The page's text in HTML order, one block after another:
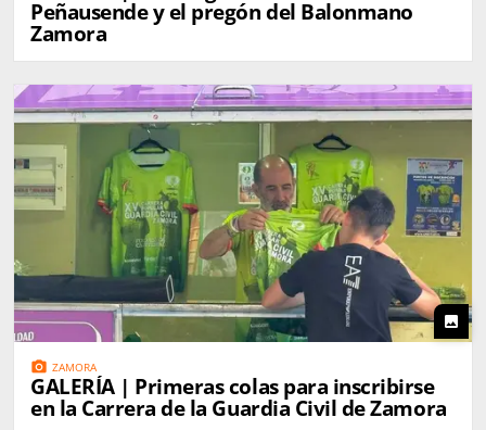
Peñausende y el pregón del Balonmano
Zamora
photo
photo_camera ZAMORA
GALERÍA | Primeras colas para inscribirse
en la Carrera de la Guardia Civil de Zamora